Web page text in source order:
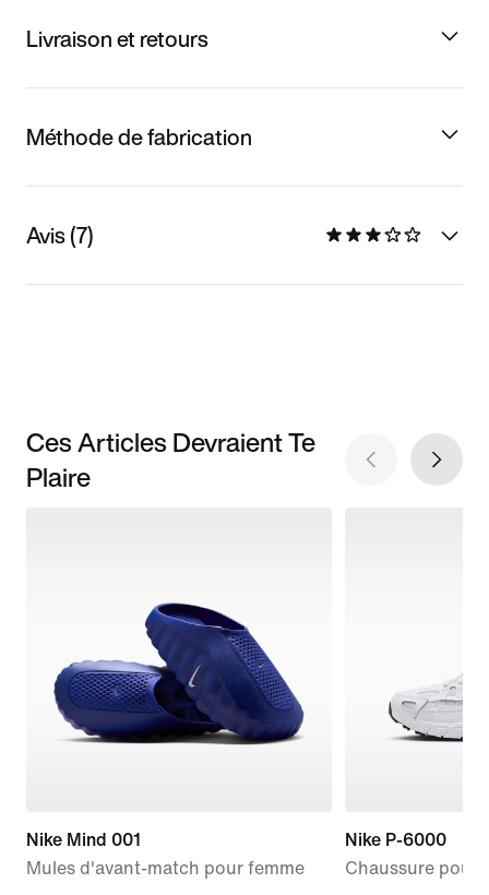
Livraison et retours
Méthode de fabrication
Avis (7)
Ces Articles Devraient Te
Plaire
Nike Mind 001
Mules d'avant-match pour femme
Nike P-6000
Chaussure pour